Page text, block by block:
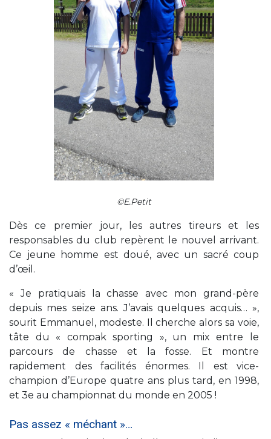
©E.Petit
Dès ce premier jour, les autres tireurs et les
responsables du club repèrent le nouvel arrivant.
Ce jeune homme est doué, avec un sacré coup
d’œil.
« Je pratiquais la chasse avec mon grand-père
depuis mes seize ans. J’avais quelques acquis… »,
sourit Emmanuel, modeste. Il cherche alors sa voie,
tâte du « compak sporting », un mix entre le
parcours de chasse et la fosse. Et montre
rapidement des facilités énormes. Il est vice-
champion d’Europe quatre ans plus tard, en 1998,
et 3e au championnat du monde en 2005 !
Pas assez « méchant »…